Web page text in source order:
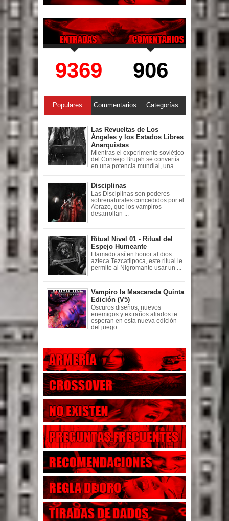
9369 906
Populares Commentarios Categorías
Las Revueltas de Los
Ángeles y los Estados Libres
Anarquistas
Mientras el experimento soviético
del Consejo Brujah se convertía
en una potencia mundial, una ...
Disciplinas
Las Disciplinas son poderes
sobrenaturales concedidos por el
Abrazo, que los vampiros
desarrollan ...
Ritual Nivel 01 - Ritual del
Espejo Humeante
Llamado así en honor al dios
azteca Tezcatlipoca, este ritual le
permite al Nigromante usar un ...
Vampiro la Mascarada Quinta
Edición (V5)
Oscuros diseños, nuevos
enemigos y extraños aliados te
esperan en esta nueva edición
del juego ...